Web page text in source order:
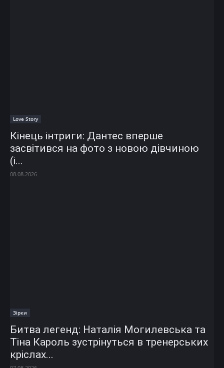
Love Story
Кінець інтриги: Дантес вперше
засвітився на фото з новою дівчиною
(і...
08.08.2026
Зірки
Битва легенд: Наталія Могилевська та
Тіна Кароль зустрінуться в тренерських
кріслах...